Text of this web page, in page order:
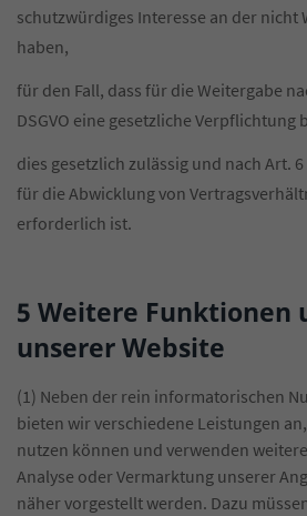
schutzwürdiges Interesse an der nicht
haben,
für den Fall, dass für die Weitergabe
DSGVO eine gesetzliche Verpflichtung
dies gesetzlich zulässig und nach Art. 6
für die Abwicklung von
erforderlich ist.
5 Weitere Funktionen
unserer Website
(1) Neben der rein informatorischen
bieten wir verschiedene Leistungen
nutzen können und verwenden
Analyse oder Vermarktung unserer
näher vorgestellt werden. Dazu